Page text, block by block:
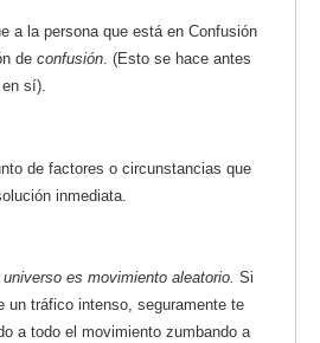
a la persona que está en Confusión
de confusión . (Esto se hace antes
sí).
de factores o circunstancias que
inmediata.
es movimiento aleatorio. Si
un tráfico intenso, seguramente te
a todo el movimiento zumbando a